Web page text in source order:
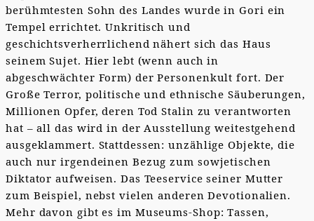
berühmtesten Sohn des Landes wurde in Gori ein
Tempel errichtet. Unkritisch und
geschichtsverherrlichend nähert sich das Haus
seinem Sujet. Hier lebt (wenn auch in
abgeschwächter Form) der Personenkult fort. Der
Große Terror, politische und ethnische Säuberungen,
Millionen Opfer, deren Tod Stalin zu verantworten
hat – all das wird in der Ausstellung weitestgehend
ausgeklammert. Stattdessen: unzählige Objekte, die
auch nur irgendeinen Bezug zum sowjetischen
Diktator aufweisen. Das Teeservice seiner Mutter
zum Beispiel, nebst vielen anderen Devotionalien.
Mehr davon gibt es im Museums-Shop: Tassen,